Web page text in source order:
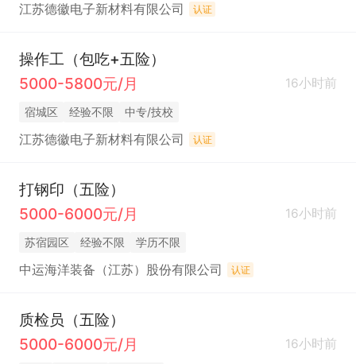
江苏德徽电子新材料有限公司 认证
操作工（包吃+五险）
5000-5800元/月
16小时前
宿城区 经验不限 中专/技校
江苏德徽电子新材料有限公司 认证
打钢印（五险）
5000-6000元/月
16小时前
苏宿园区 经验不限 学历不限
中运海洋装备（江苏）股份有限公司 认证
质检员（五险）
5000-6000元/月
16小时前